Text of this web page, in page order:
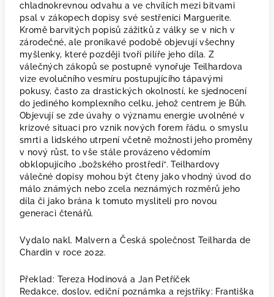
chladnokrevnou odvahu a ve chvílích mezi bitvami
psal v zákopech dopisy své sestřenici Marguerite.
Kromě barvitých popisů zážitků z války se v nich v
zárodečné, ale pronikavé podobě objevují všechny
myšlenky, které později tvoří pilíře jeho díla. Z
válečných zákopů se postupně vynořuje Teilhardova
vize evolučního vesmíru postupujícího tápavými
pokusy, často za drastických okolností, ke sjednocení
do jediného komplexního celku, jehož centrem je Bůh.
Objevují se zde úvahy o významu energie uvolněné v
krizové situaci pro vznik nových forem řádu, o smyslu
smrti a lidského utrpení včetně možnosti jeho proměny
v nový růst, to vše stále provázeno vědomím
obklopujícího „božského prostředí“. Teilhardovy
válečné dopisy mohou být čteny jako vhodný úvod do
málo známých nebo zcela neznámých rozměrů jeho
díla či jako brána k tomuto mysliteli pro novou
generaci čtenářů.
Vydalo nakl. Malvern a Česká společnost Teilharda de
Chardin v roce 2022.
Překlad: Tereza Hodinová a Jan Petříček
Redakce, doslov, ediční poznámka a rejstříky: Františka